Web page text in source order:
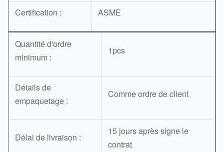
Certification : ASME
Quantité d'ordre
minimum :
1pcs
Détails de
empaquetage :
Comme ordre de client
Délai de livraison :
15 jours après signe le
contrat